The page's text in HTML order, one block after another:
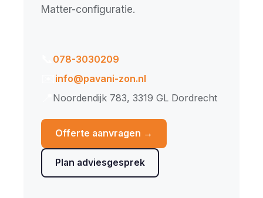
Matter-configuratie.
078-3030209
info@pavani-zon.nl
Noordendijk 783, 3319 GL Dordrecht
Offerte aanvragen →
Plan adviesgesprek